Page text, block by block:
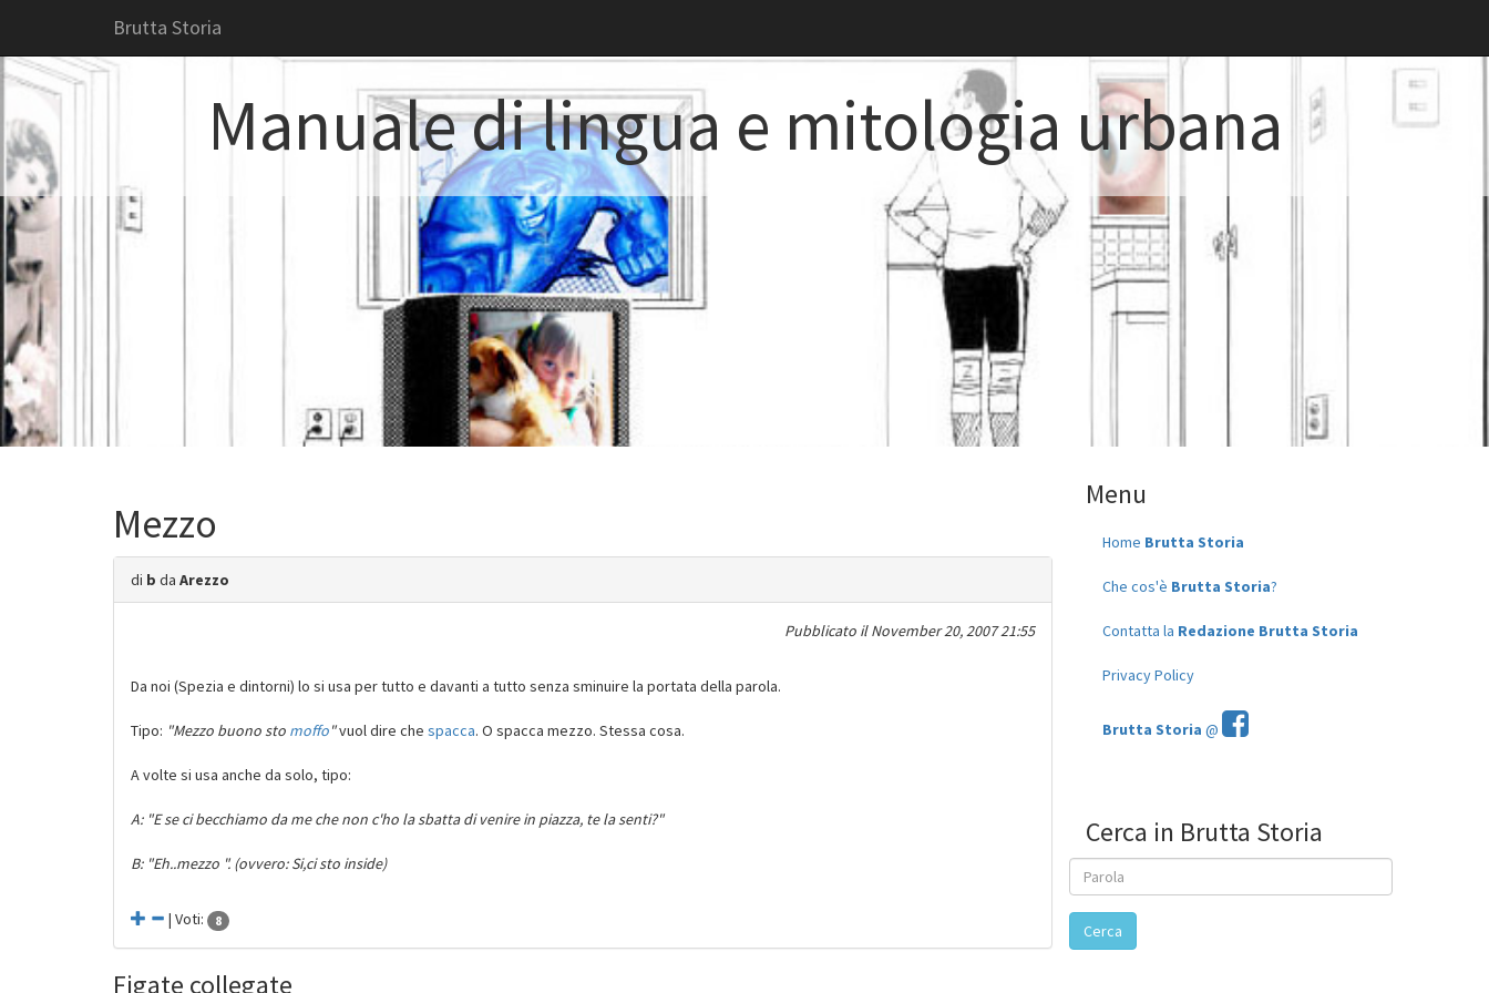
Brutta Storia
Manuale di lingua e mitologia urbana
Mezzo
di b da Arezzo
Pubblicato ilNovember 20, 2007 21:55
Da noi (Spezia e dintorni) lo si usa per tutto e davanti a tutto senza sminuire la portata della parola.
Tipo: "Mezzo buono sto moffo"vuol dire che spacca. O spacca mezzo. Stessa cosa.
A volte si usa anche da solo, tipo:
A: "E se ci becchiamo da me che non c'ho la sbatta di venire in piazza, te la senti?"
B: "Eh..mezzo ". (ovvero: Si,ci sto inside)
| Voti: 8
Figate collegate
Menu
Home Brutta Storia
Che cos'è Brutta Storia?
Contatta la Redazione Brutta Storia
Privacy Policy
Brutta Storia @
Cerca in Brutta Storia
Cerca